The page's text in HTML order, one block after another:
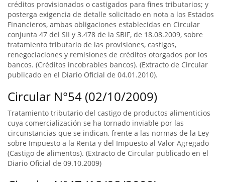
créditos provisionados o castigados para fines tributarios; y
posterga exigencia de detalle solicitado en nota a los Estados
Financieros, ambas obligaciones establecidas en Circular
conjunta 47 del SII y 3.478 de la SBIF, de 18.08.2009, sobre
tratamiento tributario de las provisiones, castigos,
renegociaciones y remisiones de créditos otorgados por los
bancos. (Créditos incobrables bancos). (Extracto de Circular
publicado en el Diario Oficial de 04.01.2010).
Circular N°54 (02/10/2009)
Tratamiento tributario del castigo de productos alimenticios
cuya comercialización se ha tornado inviable por las
circunstancias que se indican, frente a las normas de la Ley
sobre Impuesto a la Renta y del Impuesto al Valor Agregado
(Castigo de alimentos). (Extracto de Circular publicado en el
Diario Oficial de 09.10.2009)